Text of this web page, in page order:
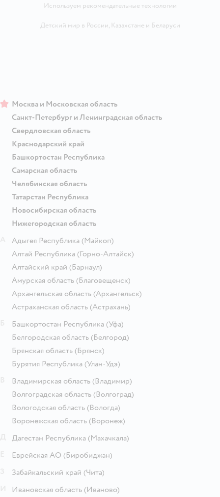
Используем рекомендательные технологии
Детский мир в России, Казахстанеи Беларуси
Москва и Московская область
Санкт-Петербург и Ленинградская область
Свердловская область
Краснодарский край
Башкортостан Республика
Самарская область
Челябинская область
Татарстан Республика
Новосибирская область
Нижегородская область
Адыгея Республика (Майкоп)
Алтай Республика (Горно-Алтайск)
Алтайский край (Барнаул)
Амурская область (Благовещенск)
Архангельская область (Архангельск)
Астраханская область (Астрахань)
Башкортостан Республика (Уфа)
Белгородская область (Белгород)
Брянская область (Брянск)
Бурятия Республика (Улан-Удэ)
Владимирская область (Владимир)
Волгоградская область (Волгоград)
Вологодская область (Вологда)
Воронежская область (Воронеж)
Дагестан Республика (Махачкала)
Еврейская АО (Биробиджан)
Забайкальский край (Чита)
Ивановская область (Иваново)